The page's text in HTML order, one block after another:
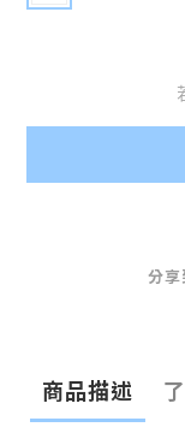
分享
商品描述